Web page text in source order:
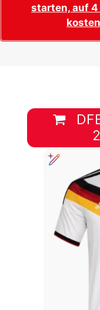
starten, auf